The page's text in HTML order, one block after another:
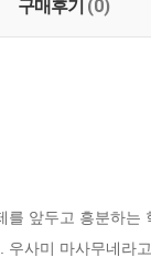
구매후기 (0)
를 앞두고 흥분하
사미 마사무네라